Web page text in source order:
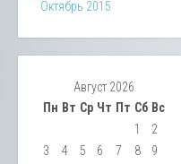
Октябрь 2015
Август 2026
Пн Вт Ср Чт Пт Сб Вс
1
2
3
4 5 6 7 8
9